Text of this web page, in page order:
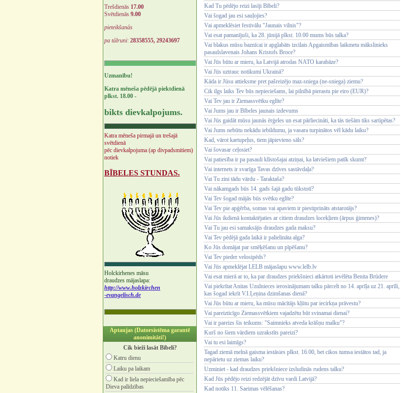
Trešdienās 17.00
Svētdienās 9.00
pieteikšanās
pa tālruni: 28358555, 29243697
Uzmanību!
Katra mēneša pēdējā piektdienā
plkst. 18.00 -
bikts dievkalpojums.
Katra mēneša pirmajā un trešajā
svētdienā
pēc dievkalpojuma (ap divpadsmitiem)
notiek
BĪBELES STUNDAS.
Holckirhenes māsu
draudzes mājaslapa:
http://www.holzkirchen
-evangelisch.de
Aptaujas (Datorsistēma garantē
anonimitāti!)
Cik bieži lasāt Bībeli?
Katru dienu
Laiku pa laikam
Kad ir liela nepieciešamība pēc
Dieva palīdzības
Kad Tu pēdējo reizi lasīji Bībeli?
Vai šogad jau esi sauļojies?
Vai apmeklēsiet festivālu "Jaunais vilnis"?
Vai esat pamanījuši, ka 28. jūnijā plkst. 10.00 mums būs talka?
Vai blakus mūsu baznīcai ir apglabāts izcilais Apgaismības laikmeta mākslinieks
pasaulslavenais Johans Kristofs Broce?
Vai Jūs būtu ar mieru, ka Latvijā atrodas NATO karabāze?
Vai Jūs uztrauc notikumi Ukrainā?
Kāda ir Jūsu attieksme pret pašreizējo maz-sniega (ne-sniega) ziemu?
Cik ilgs laiks Tev būs nepieciešams, lai pilnībā pierastu pie eiro (EUR)?
Vai Tev jau ir Ziemassvētku eglīte?
Vai Jums jau ir Bībeles jaunais izdevums
Vai Jūs gaidāt mūsu jaunās ērģeles un esat pārliecināti, ka tās tiešām tiks sarūpētas?
Vai Jums nebūtu nekādu iebildumu, ja vasara turpinātos vēl kādu laiku?
Kad, vārot kartupeļus, tiem jāpievieno sāls?
Vai šovasar ceļosiet?
Vai patiesība ir pa pasauli klīstošajai atziņai, ka latviešiem patīk skumt?
Vai internets ir svarīga Tavas dzīves sastāvdaļa?
Vai Tu zini tādu vārdu - Taraktaša?
Vai nākamgads būs 14. gads šajā gadu tūkstotī?
Vai Tev šogad mājās būs svētku eglīte?
Vai Tev pie apģērba, somas vai apaviem ir piestiprināts atstarotājs?
Vai Jūs ikdienā kontaktējaties ar citiem draudzes locekļiem (ārpus ģimenes)?
Vai Tu jau esi samaksājis draudzes gada maksu?
Vai Tev pēdējā gada laikā ir palielināta alga?
Ko Jūs domājat par smēķēšanu un pīpēšanu?
Vai Tev pieder velosipēds?
Vai Jūs apmeklējat LELB mājaslapu www.lelb.lv
Vai esat mierā ar to, ka par draudzes priekšnieci atkārtoti ievēlēta Benita Brūdere
Vai piekrītat Anitas Uzulnieces ierosinājumam talku pārcelt no 14. aprīļa uz 21. aprīli,
kas šogad iekrīt V.I.Ļeņina dzimšanas dienā?
Vai Jūs būtu ar mieru, ka mūsu mācītājs kļūtu par iecirkņa prāvestu?
Vai pareizticīgo Ziemassvētkiem vajadzētu būt svinamai dienai?
Vai ir pareizs šis teikums: "Saimnieks atveda krāšņu malku"?
Kurš no šiem vārdiem uzrakstīts pareizi?
Vai tu esi laimīgs?
Tagad ziemā melnā gaisma iestāsies plkst. 16.00, bet cikos tumsa iestātos tad, ja
nepārietu uz ziemas laiku?
Uzminiet - kad draudzes priekšniece izsludinās rudens talku?
Kad Jūs pēdējo reizi redzējāt dzīvu vardi Latvijā?
Kad notiks 11. Saeimas vēlēšanas?